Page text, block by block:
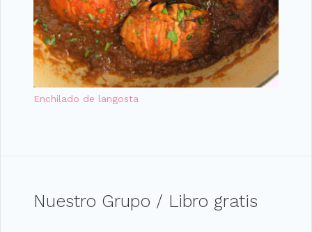
Enchilado de langosta
Nuestro Grupo / Libro gratis